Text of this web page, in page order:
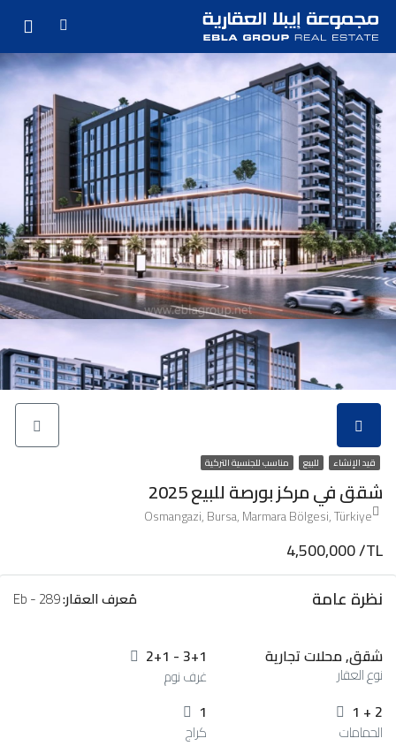
قيد الإنشاء للبيع مناسب للجنسية التركية
شقق في مركز بورصة للبيع 2025
Osmangazi, Bursa, Marmara Bölgesi, Türkiye
4,500,000 /TL
نظرة عامة
مُعرف العقار:
شقق, محلات تجارية
نوع العقار
2+1 - 3+1
غرف نوم
1 + 2
الحمامات
1
كراج